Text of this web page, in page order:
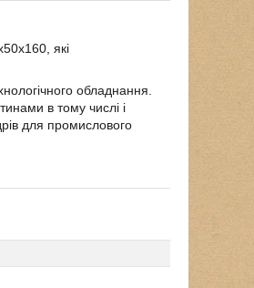
які
обладнання.
в тому числі і
для промислового